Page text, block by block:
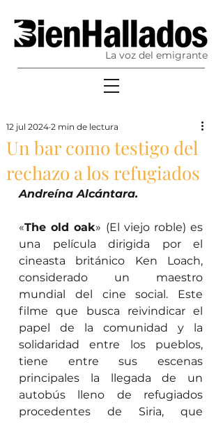
La voz del emigrante
Un bar como testigo del
rechazo a los refugiados
12 jul 2024 2 min de lectura
Andreína Alcántara.
«The old oak» (El viejo roble) es
una película dirigida por el
cineasta británico Ken Loach,
considerado un maestro
mundial del cine social. Este
filme que busca reivindicar el
papel de la comunidad y la
solidaridad entre los pueblos,
tiene entre sus escenas
principales la llegada de un
autobús lleno de refugiados
procedentes de Siria, que